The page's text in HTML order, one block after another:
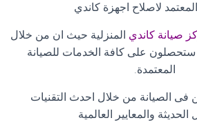
لاصلاح اجهزة كاندي
صيانة كاندي المنزلية حيث ان من خلال
ستحصلون على كافة الخدمات للصيانة
المعتمدة.
الصيانة من خلال احدث التقنيات
الحديثة والمعايير العالمية